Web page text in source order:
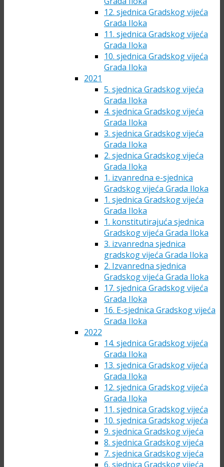
12. sjednica Gradskog vijeća
Grada Iloka
11. sjednica Gradskog vijeća
Grada Iloka
10. sjednica Gradskog vijeća
Grada Iloka
2021
5. sjednica Gradskog vijeća
Grada Iloka
4. sjednica Gradskog vijeća
Grada Iloka
3. sjednica Gradskog vijeća
Grada Iloka
2. sjednica Gradskog vijeća
Grada Iloka
1. izvanredna e-sjednica
Gradskog vijeća Grada Iloka
1. sjednica Gradskog vijeća
Grada Iloka
1. konstitutirajuća sjednica
Gradskog vijeća Grada Iloka
3. izvanredna sjednica
gradskog vijeća Grada Iloka
2. Izvanredna sjednica
Gradskog vijeća Grada Iloka
17. sjednica Gradskog vijeća
Grada Iloka
16. E-sjednica Gradskog vijeća
Grada Iloka
2022
14. sjednica Gradskog vijeća
Grada Iloka
13. sjednica Gradskog vijeća
Grada Iloka
12. sjednica Gradskog vijeća
Grada Iloka
11. sjednica Gradskog vijeća
10. sjednica Gradskog vijeća
9. sjednica Gradskog vijeća
8. sjednica Gradskog vijeća
7. sjednica Gradskog vijeća
6. sjednica Gradskog vijeća